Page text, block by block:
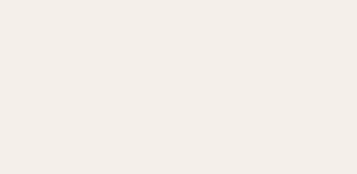
Veluwe nationalpark och
från Rhine.